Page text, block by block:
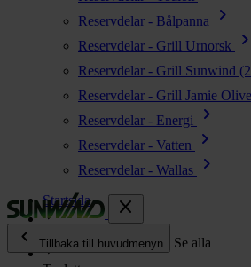
Reservdelar - Bålpanna chevron_right
Reservdelar - Grill Urnorsk chevron_right
Reservdelar - Grill Sunwind
Reservdelar - Grill Jamie
Reservdelar - Energi chevron_right
Reservdelar - Vatten chevron_right
Reservdelar - Wallas
chevron_right
close
chevron_left
Tillbaka till huvudmenyn Se alla
Startsida